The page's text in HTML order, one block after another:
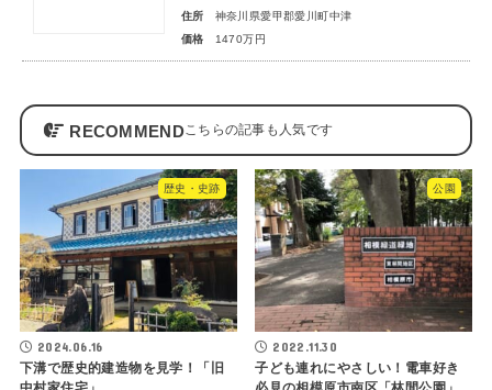
住所
神奈川県愛甲郡愛川町中津
価格
1470万円
RECOMMEND
歴史・史跡
2024.06.16
下溝で歴史的建造物を見学！「旧
公園
2022.11.30
子ども連れにやさしい！電車好き